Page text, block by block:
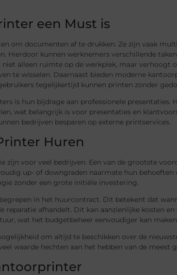
een Must is
om documenten af te drukken. Ze zijn vaak
Hierdoor kunnen werknemers verschillende
niet alleen ruimte op de werkplek, maar verhoogt
te wisselen. Daarnaast bieden moderne
tegelijkertijd kunnen printen zonder
is hun bijdrage aan professionele presentaties.
wat belangrijk is voor presentaties en
bedrijven besparen op externe printservices.
Huren
zijn voor veel bedrijven. Een van de grootste
up- of downgraden naarmate hun
zonder een grote initiële investering.
in het huurcontract. Dit betekent dat
afhandelt. Dit kan aanzienlijke kosten en
wat het budgetbeheer eenvoudiger kan
om altijd te beschikken over de
waarde hechten aan het hebben van de meest